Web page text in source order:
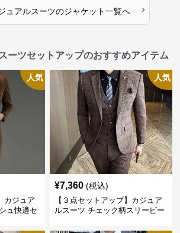
ュアルスーツのジャケット一覧へ ›
ーツセットアップのおすすめアイテム
人気
カジュア
ュ快適セ
人気
¥7,360 (税込)
【３点セットアップ】カジュア
ルスーツ チェック柄スリーピー